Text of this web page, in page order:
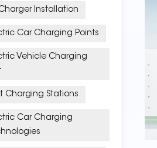
Installation
Car Charging Points
Vehicle Charging
Charging Stations
Car Charging